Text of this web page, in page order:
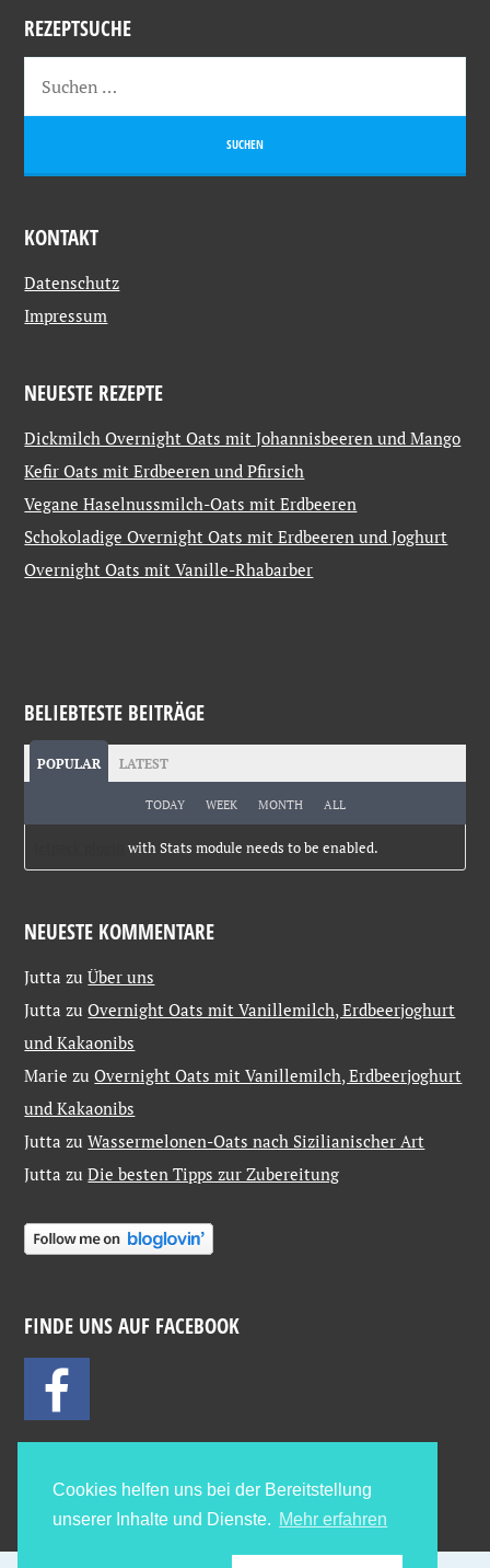
Cookies helfen uns bei der Bereitstellung
unserer Inhalte und Dienste. Mehr erfahren
REZEPTSUCHE
KONTAKT
Datenschutz
Impressum
NEUESTE REZEPTE
Dickmilch Overnight Oats mit Johannisbeeren und Mango
Kefir Oats mit Erdbeeren und Pfirsich
Vegane Haselnussmilch-Oats mit Erdbeeren
Schokoladige Overnight Oats mit Erdbeeren und Joghurt
Overnight Oats mit Vanille-Rhabarber
BELIEBTESTE BEITRÄGE
POPULAR LATEST
TODAY WEEK MONTH ALL
with Stats module needs to be enabled.
NEUESTE KOMMENTARE
Jutta zuÜber uns
Jutta zuOvernight Oats mit Vanillemilch, Erdbeerjoghurt
und Kakaonibs
Marie zuOvernight Oats mit Vanillemilch, Erdbeerjoghurt
und Kakaonibs
Jutta zuWassermelonen-Oats nach Sizilianischer Art
Jutta zuDie besten Tipps zur Zubereitung
FINDE UNS AUF FACEBOOK